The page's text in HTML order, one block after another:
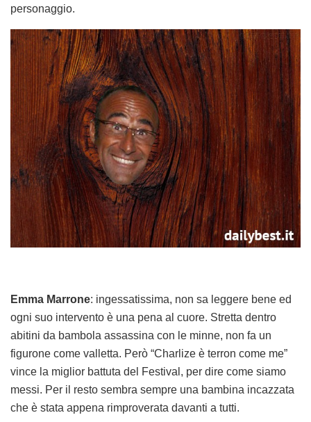
personaggio.
Emma Marrone: ingessatissima, non sa leggere bene ed
ogni suo intervento è una pena al cuore. Stretta dentro
abitini da bambola assassina con le minne, non fa un
figurone come valletta. Però “Charlize è terron come me”
vince la miglior battuta del Festival, per dire come siamo
messi. Per il resto sembra sempre una bambina incazzata
che è stata appena rimproverata davanti a tutti.